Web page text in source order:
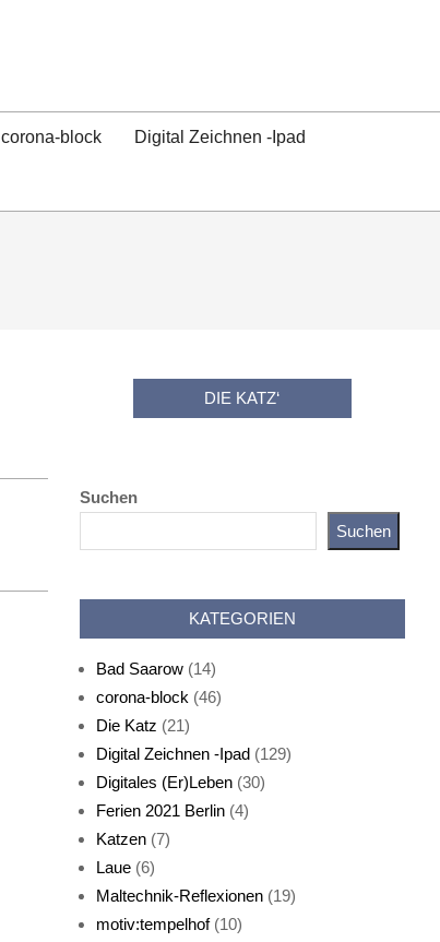
corona-block Digital Zeichnen -Ipad
DIE KATZ‘
Live-Cat
Suchen
Suchen
KATEGORIEN
Bad Saarow(14)
corona-block (46)
Die Katz (21)
Digital Zeichnen -Ipad(129)
Digitales (Er)Leben(30)
Ferien 2021 Berlin(4)
Katzen(7)
Laue(6)
Maltechnik-Reflexionen(19)
motiv:tempelhof(10)